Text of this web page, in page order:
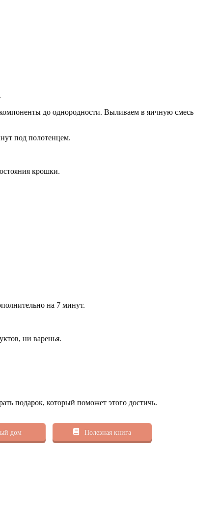
до однородности. Выливаем в яичную смесь
под полотенцем.
крошки.
на 7 минут.
ни варенья.
подарок, который поможет этого достичь.
дом Полезная книга